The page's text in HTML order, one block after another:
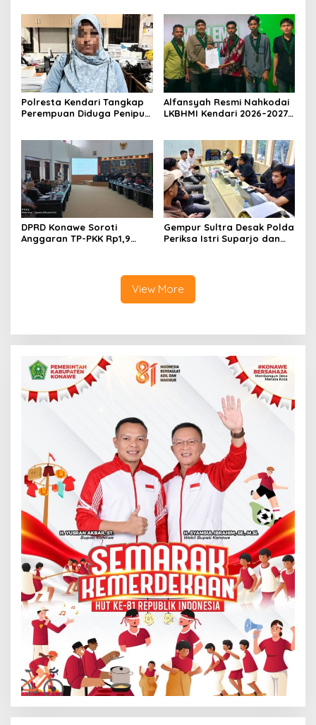
Dihentikan
Umrah Masuk Babak Baru
Polresta Kendari Tangkap
Perempuan Diduga Penipu
Alfansyah Resmi Nahkodai
LKBHMI Kendari 2026–2027,
DPRD Konawe Soroti
Anggaran TP-PKK Rp1,9
Gempur Sultra Desak Polda
Periksa Istri Suparjo dan
View More